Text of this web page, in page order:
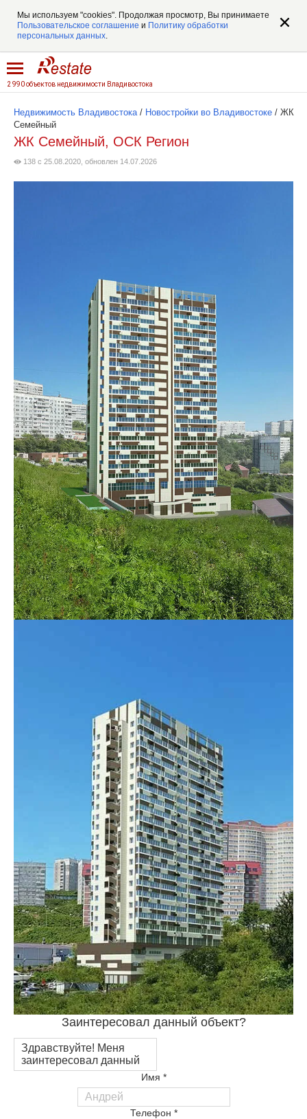
Мы используем "cookies". Продолжая просмотр, Вы принимаете
Пользовательское соглашение и Политику обработки
персональных данных.
2 990 объектов недвижимости Владивостока
Недвижимость Владивостока/ Новостройки во Владивостоке / ЖК
Семейный
ЖК Семейный, ОСК Регион
138 с 25.08.2020, обновлен 14.07.2026
Заинтересовал данный объект?
Имя *
Телефон *